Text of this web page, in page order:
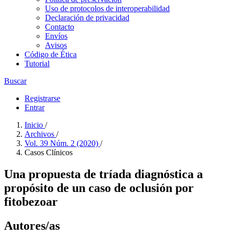
Uso de protocolos de interoperabilidad
Declaración de privacidad
Contacto
Envíos
Avisos
Código de Ética
Tutorial
Buscar
Registrarse
Entrar
Inicio /
Archivos /
Vol. 39 Núm. 2 (2020) /
Casos Clínicos
Una propuesta de tríada diagnóstica a
propósito de un caso de oclusión por
fitobezoar
Autores/as